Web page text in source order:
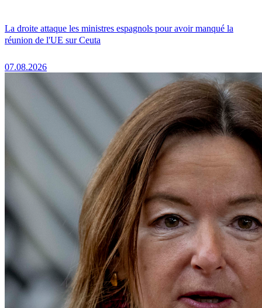
La droite attaque les ministres espagnols pour avoir manqué la
réunion de l'UE sur Ceuta
07.08.2026